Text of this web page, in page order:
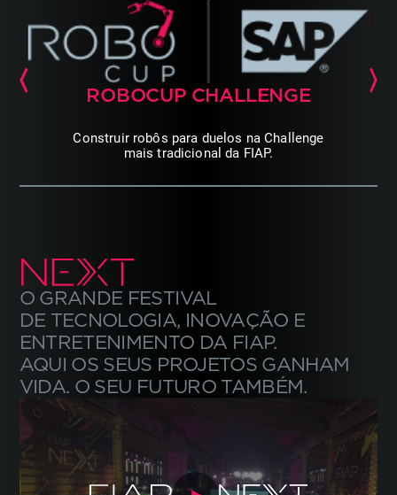
ROBOCUP CHALLENGE
Construir robôs para duelos na Challenge
mais tradicional da FIAP.
O GRANDE FESTIVAL
DE TECNOLOGIA, INOVAÇÃO E
ENTRETENIMENTO DA FIAP.
AQUI OS SEUS PROJETOS GANHAM
VIDA. O SEU FUTURO TAMBÉM.